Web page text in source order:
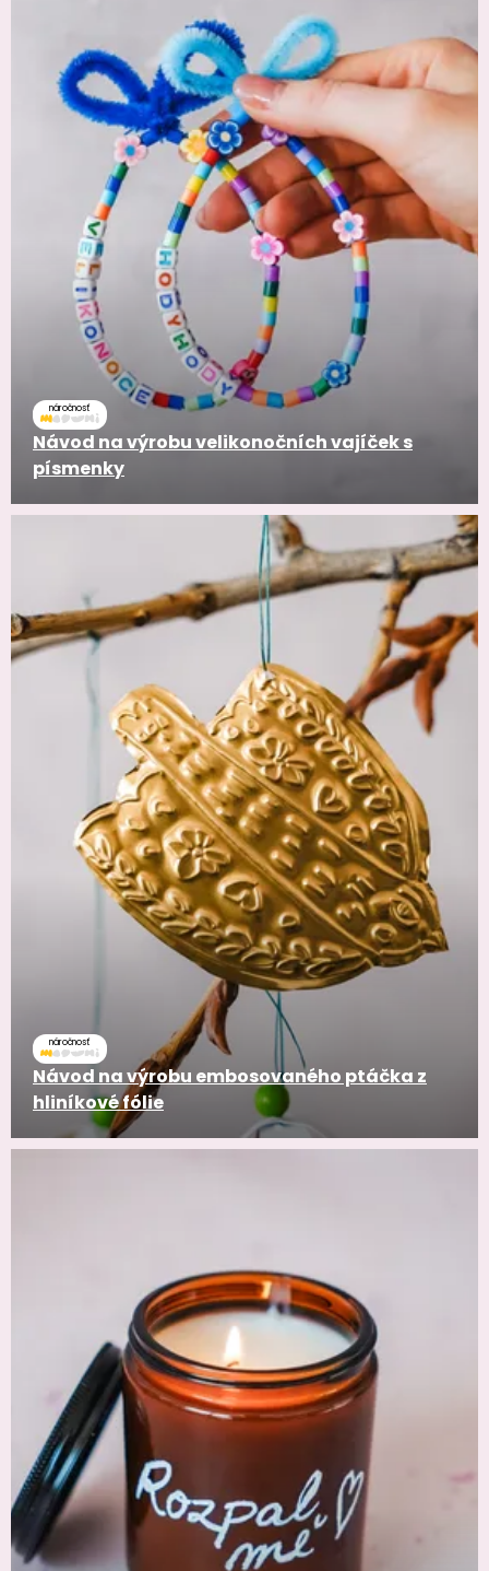
náročnosť
Návod na výrobu velikonočních vajíček s
písmenky
náročnosť
Návod na výrobu embosovaného ptáčka z
hliníkové fólie